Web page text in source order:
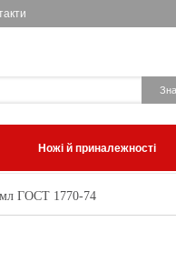
Ножі й приналежності
ГОСТ 1770-74